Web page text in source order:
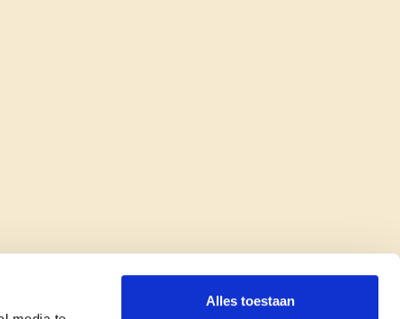
Alles toestaan